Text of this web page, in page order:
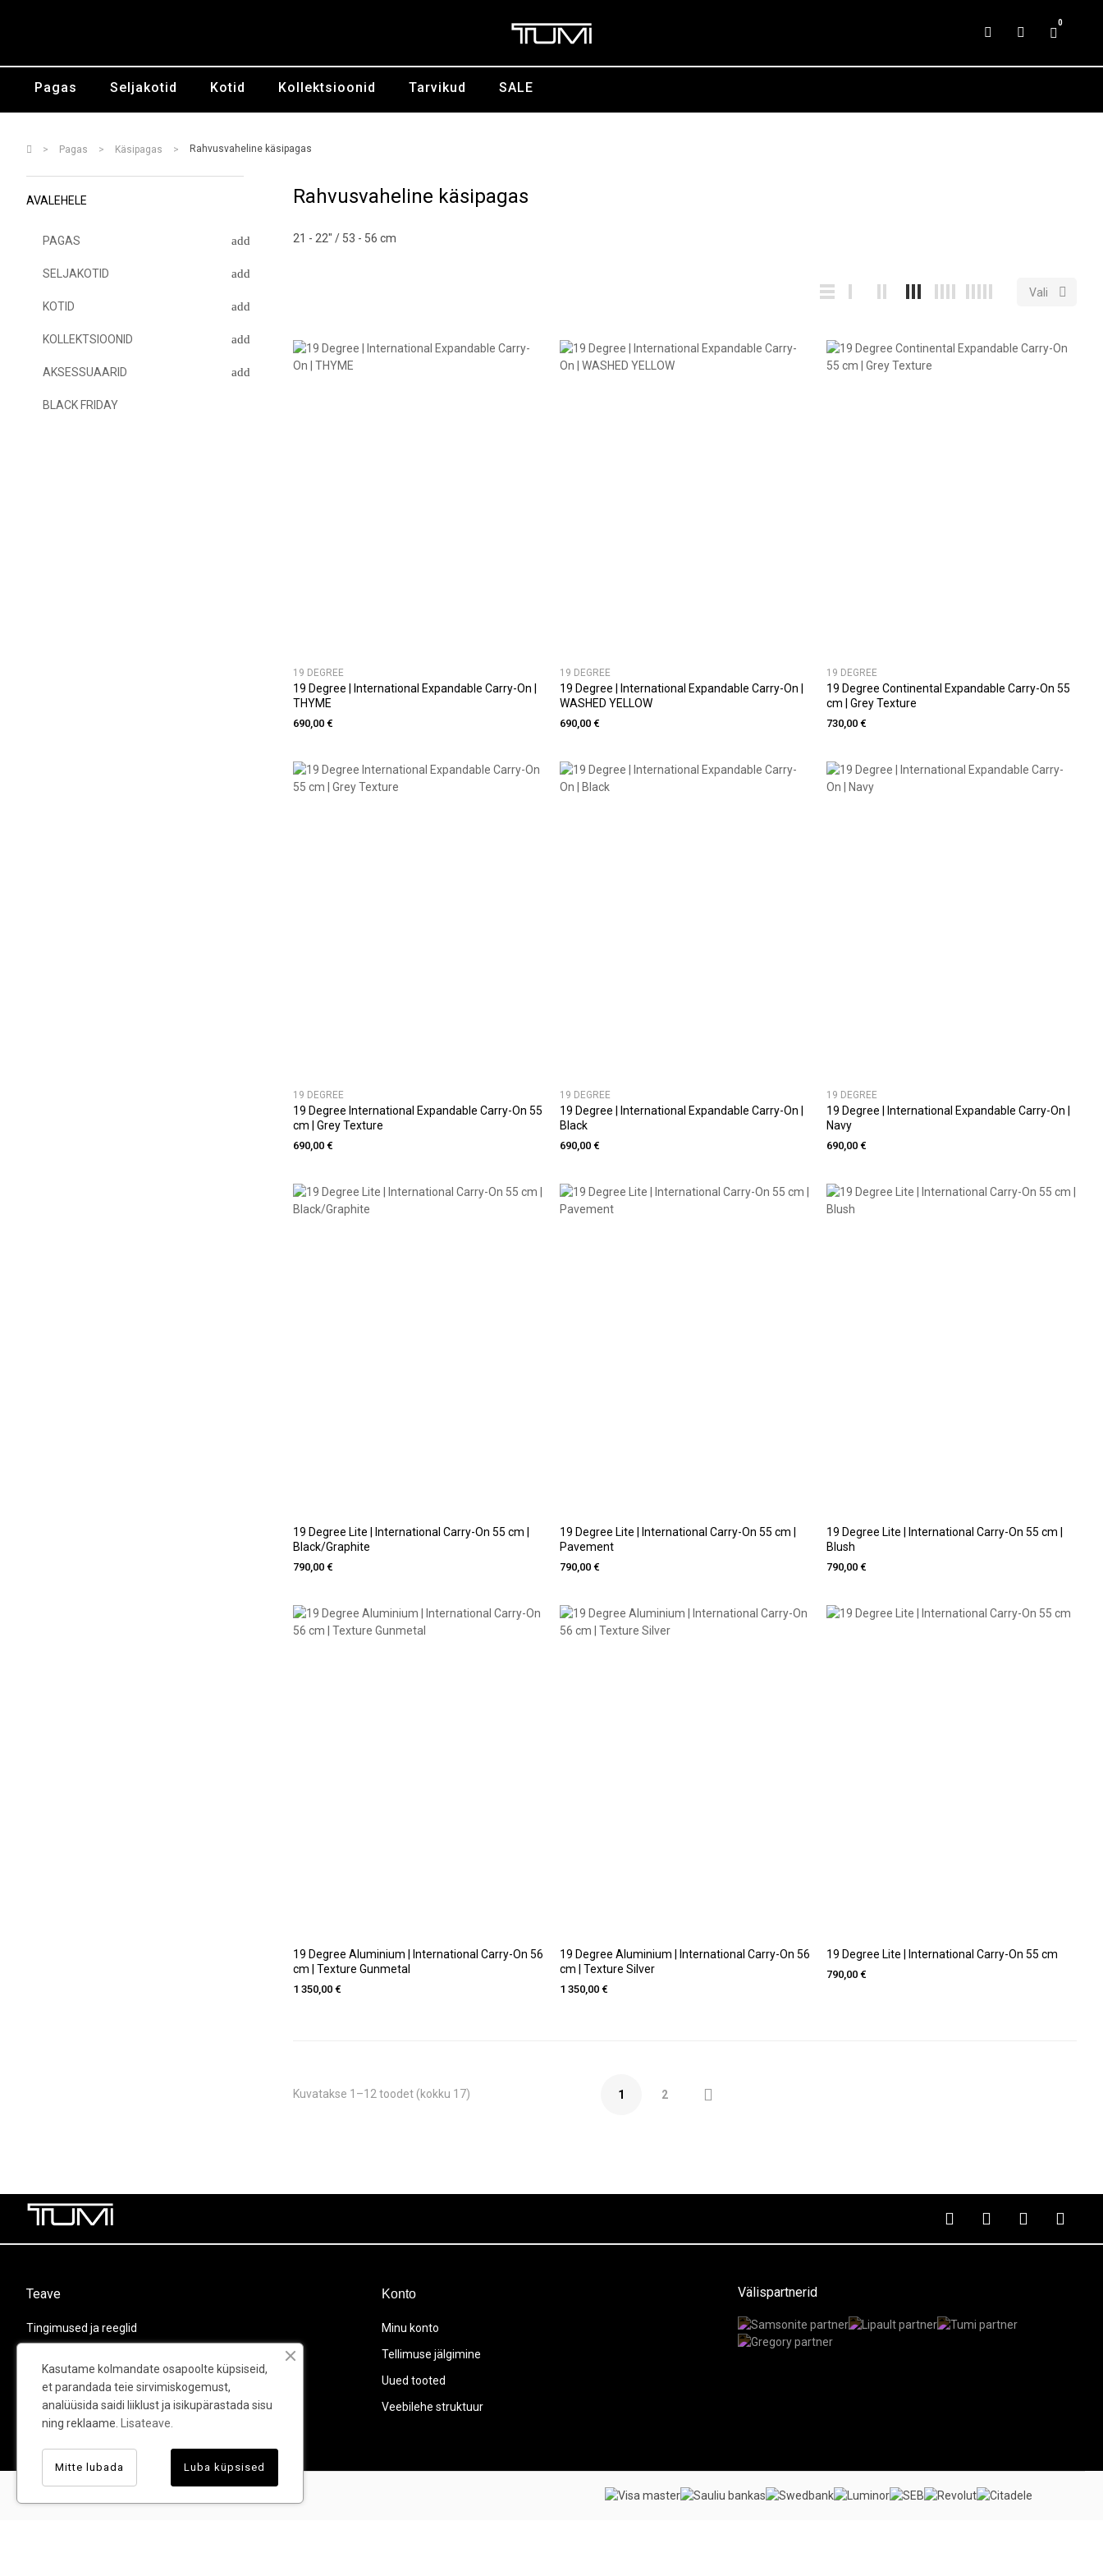
0
Pagas Seljakotid Kotid Kollektsioonid Tarvikud SALE
Pagas Käsipagas Rahvusvaheline käsipagas
AVALEHELE
PAGAS
SELJAKOTID
KOTID
KOLLEKTSIOONID
AKSESSUAARID
BLACK FRIDAY
Rahvusvaheline käsipagas
21 - 22" / 53 - 56 cm
Vali 
19 DEGREE
19 Degree | International Expandable Carry-On |
THYME
690,00 €
19 DEGREE
19 Degree | International Expandable Carry-On |
WASHED YELLOW
690,00 €
19 DEGREE
19 Degree Continental Expandable Carry-On 55
cm | Grey Texture
730,00 €
19 DEGREE
19 Degree International Expandable Carry-On 55
cm | Grey Texture
690,00 €
19 DEGREE
19 Degree | International Expandable Carry-On |
Black
690,00 €
19 DEGREE
19 Degree | International Expandable Carry-On |
Navy
690,00 €
19 Degree Lite | International Carry-On 55 cm |
Black/Graphite
790,00 €
19 Degree Lite | International Carry-On 55 cm |
Pavement
790,00 €
19 Degree Lite | International Carry-On 55 cm |
Blush
790,00 €
19 Degree Aluminium | International Carry-On 56
cm | Texture Gunmetal
1 350,00 €
19 Degree Aluminium | International Carry-On 56
cm | Texture Silver
1 350,00 €
19 Degree Lite | International Carry-On 55 cm
790,00 €
Kuvatakse 1–12 toodet (kokku 17) 1 2 
Teave
Tingimused ja reeglid
Kohaletoimetamine ja tagastamine
Kontaktid
Garantii
Konto
Minu konto
Tellimuse jälgimine
Uued tooted
Veebilehe struktuur
Välispartnerid
Kasutame kolmandate osapoolte küpsiseid,
et parandada teie sirvimiskogemust,
analüüsida saidi liiklust ja isikupärastada sisu
ning reklaame.
Lisateave.
Luba küpsised
Mitte lubada